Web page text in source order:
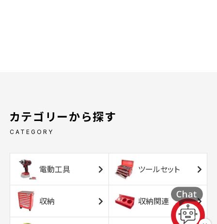
カテゴリーから探す
CATEGORY
電動工具 ツールセット
収納 収納関連